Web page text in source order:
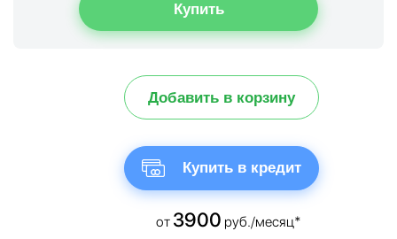
Добавить в корзину
Купить в кредит
от 3900 руб./месяц*